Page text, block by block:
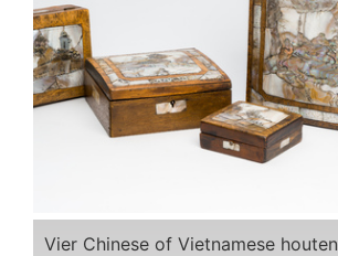
Vier Chinese of Vietnamese houten